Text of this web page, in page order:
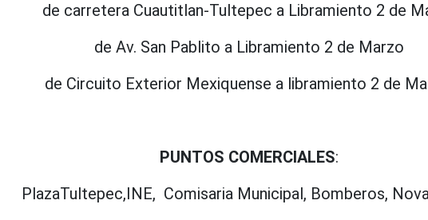
de carretera Cuautitlan-Tultepec a Libramiento 2 de
de Av. San Pablito a Libramiento 2 de Marzo
de Circuito Exterior Mexiquense a libramiento 2 de
PUNTOS COMERCIALES:
PlazaTultepec,INE, Comisaria Municipal, Bomberos,